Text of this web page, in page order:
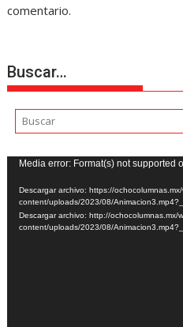
comentario.
Buscar…
Reproductor
de
vídeo
Media error: Format(s) not supported
Descargar archivo: https://
content/uploads/2023/08/
Descargar archivo: http://ochocolumnas.mx/
content/uploads/2023/08/